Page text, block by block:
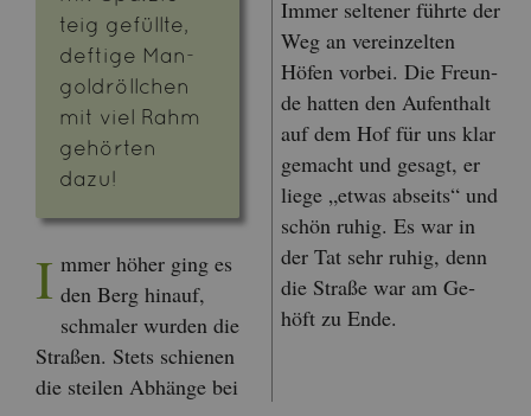
teig ge­füll­te,
def­ti­ge Man­
gold­röll­chen
mit viel Rahm
ge­hör­ten
dazu!
I mmer höher ging es
den Berg hin­auf,
schma­ler wur­den die
Stra­ßen. Stets schie­nen
die stei­len Ab­hän­ge bei
Immer sel­te­ner führ­te der
Weg an ver­ein­zel­ten
Höfen vor­bei. Die Freun­
de hat­ten den Auf­ent­halt
auf dem Hof für uns klar
ge­macht und ge­sagt, er
liege „etwas ab­seits“ und
schön ruhig. Es war in
der Tat sehr ruhig, denn
die Stra­ße war am Ge­
höft zu Ende.